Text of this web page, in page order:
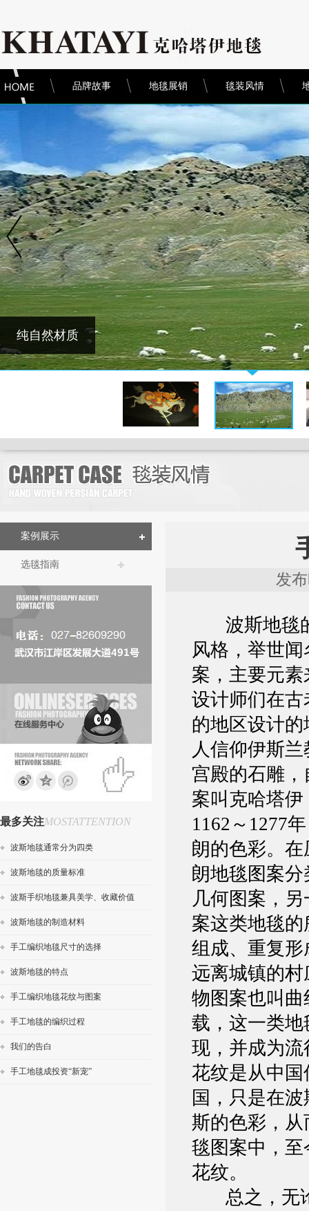
品牌故事 地毯展销 毯装风情
纯自然材质
案例展示
选毯指南
最多关注MOSTATTENTION
波斯地毯通常分为四类
波斯地毯的质量标准
波斯手织地毯兼具美学、收藏价值
波斯地毯的制造材料
手工编织地毯尺寸的选择
波斯地毯的特点
手工编织地毯花纹与图案
手工地毯的编织过程
我们的告白
手工地毯成投资“新宠”
发
波斯地毯
风格，举世
案，主要元
设计师们在
的地区设计
人信仰伊斯
宫殿的石雕
案叫克哈塔
1162～1277
朗的色彩。
朗地毯图案
几何图案，
案这类地毯
组成、重复
远离城镇的
物图案也叫
载，这一类
现，并成为
花纹是从中
国，只是在
斯的色彩，
毯图案中，
花纹。
总之，无论